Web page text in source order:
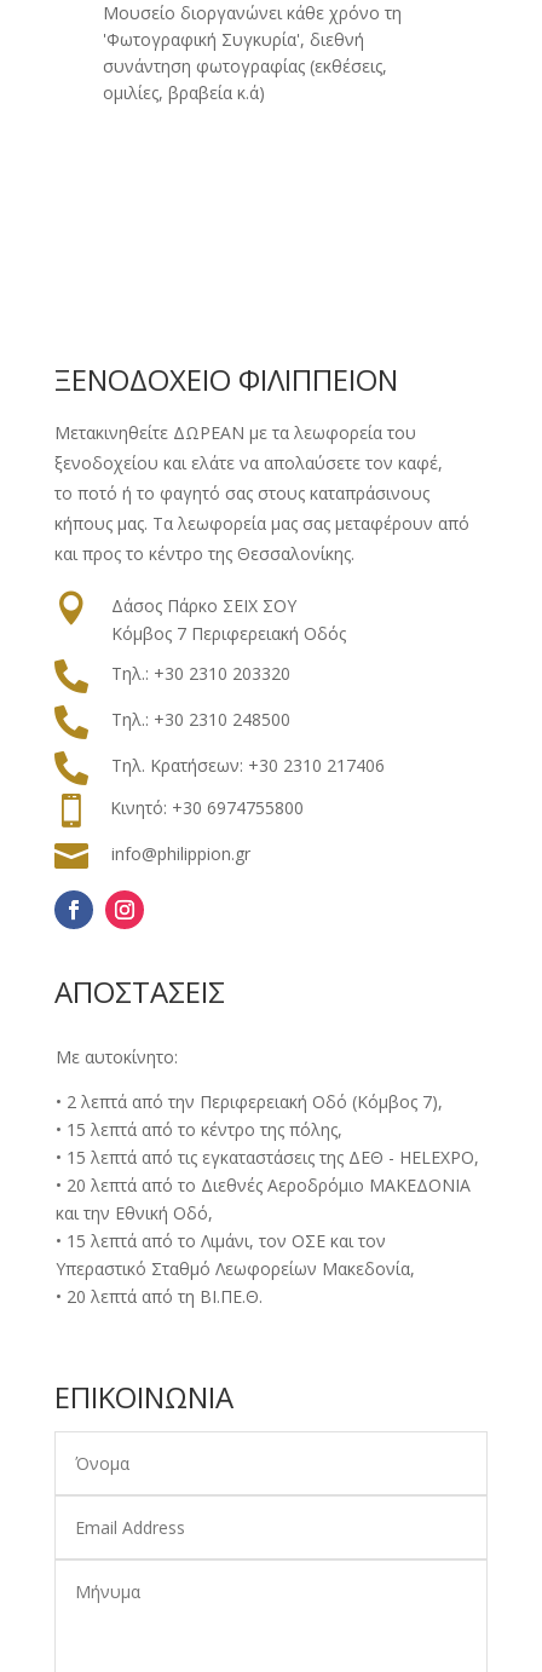
Μουσείο διοργανώνει κάθε χρόνο τη
'Φωτογραφική Συγκυρία', διεθνή
συνάντηση φωτογραφίας (εκθέσεις,
ομιλίες, βραβεία κ.ά)
ΞΕΝΟΔΟΧΕΙΟ ΦΙΛΙΠΠΕΙΟΝ
Μετακινηθείτε ΔΩΡΕΑΝ με τα λεωφορεία του
ξενοδοχείου και ελάτε να απολαύσετε τον καφέ,
το ποτό ή το φαγητό σας στους καταπράσινους
κήπους μας. Τα λεωφορεία μας σας μεταφέρουν από
και προς το κέντρο της Θεσσαλονίκης.

Δάσος Πάρκο ΣΕΙΧ ΣΟΥ
Κόμβος 7 Περιφερειακή Οδός
 Τηλ.: +30 2310 203320
 Τηλ.: +30 2310 248500
 Τηλ. Κρατήσεων: +30 2310 217406
 Κινητό: +30 6974755800
 info@philippion.gr
ΑΠΟΣΤΑΣΕΙΣ
Με αυτοκίνητο:
• 2 λεπτά από την Περιφερειακή Οδό (Κόμβος 7),
• 15 λεπτά από το κέντρο της πόλης,
• 15 λεπτά από τις εγκαταστάσεις της ΔΕΘ - HELEXPO,
• 20 λεπτά από το Διεθνές Αεροδρόμιο ΜΑΚΕΔΟΝΙΑ
και την Εθνική Οδό,
• 15 λεπτά από το Λιμάνι, τον ΟΣΕ και τον
Υπεραστικό Σταθμό Λεωφορείων Μακεδονία,
• 20 λεπτά από τη ΒΙ.ΠΕ.Θ.
ΕΠΙΚΟΙΝΩΝΙΑ